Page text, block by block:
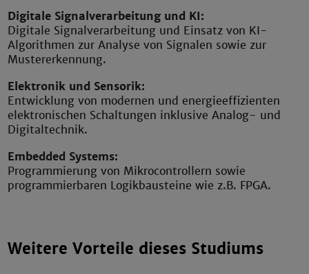
Digitale Signalverarbeitung und KI:
Digitale Signalverarbeitung und Einsatz von KI-
Algorithmen zur Analyse von Signalen sowie zur
Mustererkennung.
Elektronik und Sensorik:
Entwicklung von modernen und energieeffizienten
elektronischen Schaltungen inklusive Analog- und
Digitaltechnik.
Embedded Systems:
Programmierung von Mikrocontrollern sowie
programmierbaren Logikbausteine wie z.B. FPGA.
Weitere Vorteile dieses Studiums